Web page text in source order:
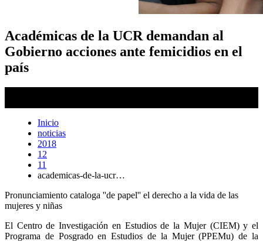
Académicas de la UCR demandan al
Gobierno acciones ante femicidios en el
país
Inicio
noticias
2018
12
11
academicas-de-la-ucr…
Pronunciamiento cataloga ''de papel'' el derecho a la vida de las
mujeres y niñas
El Centro de Investigación en Estudios de la Mujer (CIEM) y el
Programa de Posgrado en Estudios de la Mujer (PPEMu) de la